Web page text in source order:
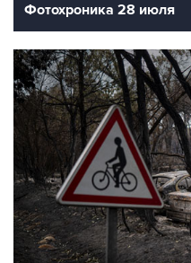
Фотохроника 28 июля